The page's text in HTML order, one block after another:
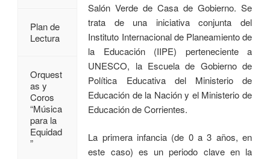
Salón Verde de Casa de Gobierno. Se
trata de una iniciativa conjunta del
Instituto Internacional de Planeamiento de
la Educación (IIPE) perteneciente a
UNESCO, la Escuela de Gobierno de
Política Educativa del Ministerio de
Educación de la Nación y el Ministerio de
Educación de Corrientes.
La primera infancia (de 0 a 3 años, en
este caso) es un periodo clave en la
Plan de
Lectura
Orquest
as y
Coros
“Música
para la
Equidad
”